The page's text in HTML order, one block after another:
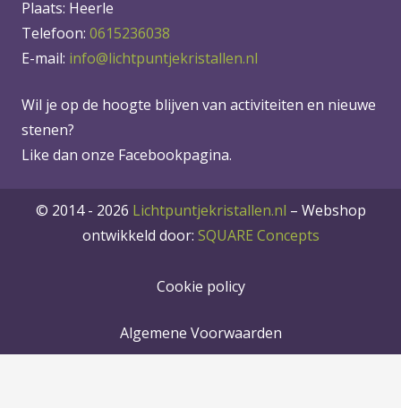
Plaats: Heerle
Telefoon: 0615236038
E-mail: info@lichtpuntjekristallen.nl
Wil je op de hoogte blijven van activiteiten en nieuwe
stenen?
Like dan onze Facebookpagina.
© 2014 - 2026 Lichtpuntjekristallen.nl – Webshop
ontwikkeld door: SQUARE Concepts
Cookie policy
Algemene Voorwaarden